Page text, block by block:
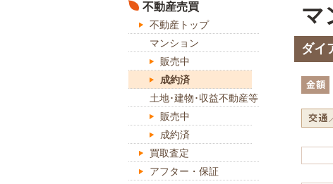
不動産売買
不動産トップ
マンション
販売中
成約済
土地･建物･収益不動産等
販売中
成約済
買取査定
アフター・保証
マ
ダイ